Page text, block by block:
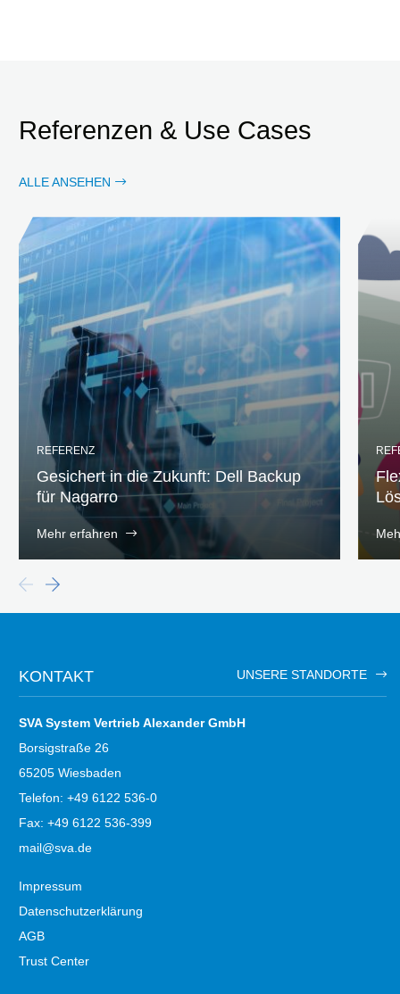
Referenzen & Use Cases
ALLE ANSEHEN
REFERENZ
Gesichert in die Zukunft: Dell Backup
für Nagarro
Mehr erfahren
KONTAKT UNSERE STANDORTE
SVA System Vertrieb Alexander GmbH
Borsigstraße 26
65205 Wiesbaden
Telefon: +49 6122 536-0
Fax: +49 6122 536-399
mail@sva.de
Impressum
Datenschutzerklärung
AGB
Trust Center